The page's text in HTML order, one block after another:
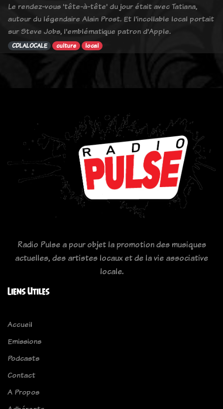
Le rendez-vous 'tête-à-tête' du jour était avec Tatiana,
autour du légendaire Alain Prost. Et l'incollable local portait
sur Steve Jobs, l'emblématique patron d'Apple.
CDLALOCALE culture local
Radio Pulse a pour objet la promotion des musiques
actuelles, des artistes locaux et de la vie associative
locale.
Liens Utiles
Accueil
Emissions
Podcasts
Contact
A Propos